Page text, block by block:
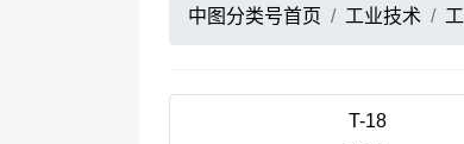
中图分类号首页 工业技术
T-18